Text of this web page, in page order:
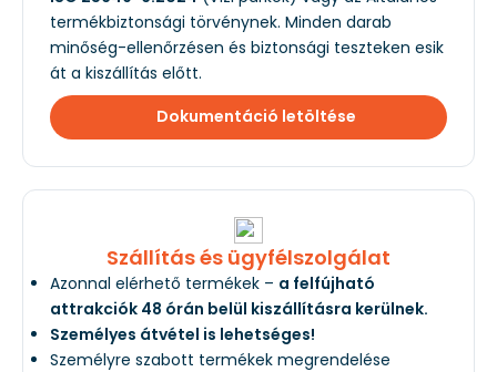
termékbiztonsági törvénynek. Minden darab
minőség-ellenőrzésen és biztonsági teszteken esik
át a kiszállítás előtt.
Dokumentáció letöltése
Szállítás és ügyfélszolgálat
Azonnal elérhető termékek – a felfújható
attrakciók 48 órán belül kiszállításra kerülnek.
Személyes átvétel is lehetséges!
Személyre szabott termékek megrendelése